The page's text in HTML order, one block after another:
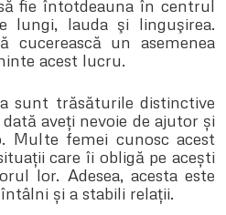
fie întotdeauna în centrul
lungi, lauda şi linguşirea.
cucerească un asemenea
acest lucru.
sunt trăsăturile distinctive
aveți nevoie de ajutor și
Multe femei cunosc acest
care îi obligă pe acești
lor. Adesea, acesta este
și a stabili relații.